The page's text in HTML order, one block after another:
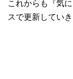
これからも『気
スで更新してい